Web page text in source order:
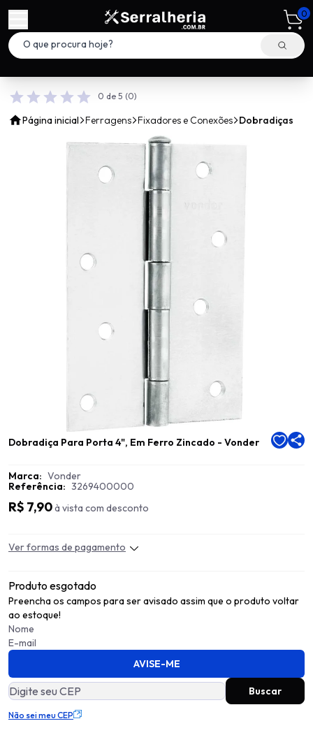
0
0 de 5 (0)
Página inicial Ferragens Fixadores e Conexões Dobradiças
Dobradiça Para Porta 4", Em Ferro Zincado - Vonder
Marca: Vonder
Referência: 3269400000
R$ 7,90à vista com desconto
Ver formas de pagamento
Produto esgotado
Preencha os campos para ser avisado assim que o produto voltar
ao estoque!
AVISE-ME
Não sei meu CEP